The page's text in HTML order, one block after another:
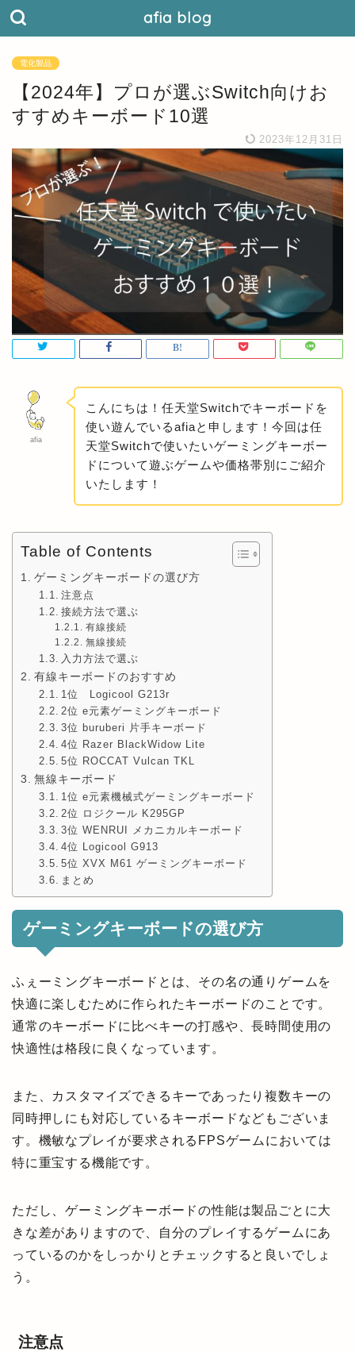
afia blog
電化製品
【2024年】プロが選ぶSwitch向けお
すすめキーボード10選
2023年12月31日
afia
こんにちは！任天堂Switchでキーボードを
使い遊んでいるafiaと申します！今回は任
天堂Switchで使いたいゲーミングキーボー
ドについて遊ぶゲームや価格帯別にご紹介
いたします！
Table of Contents
ゲーミングキーボードの選び方
注意点
接続方法で選ぶ
有線接続
無線接続
入力方法で選ぶ
有線キーボードのおすすめ
1位 Logicool G213r
2位 e元素ゲーミングキーボード
3位 buruberi 片手キーボード
4位 Razer BlackWidow Lite
5位 ROCCAT Vulcan TKL
無線キーボード
1位 e元素機械式ゲーミングキーボード
2位 ロジクール K295GP
3位 WENRUI メカニカルキーボード
4位 Logicool G913
5位 XVX M61 ゲーミングキーボード
まとめ
ゲーミングキーボードの選び方
ふぇーミングキーボードとは、その名の通りゲームを
快適に楽しむために作られたキーボードのことです。
通常のキーボードに比べキーの打感や、長時間使用の
快適性は格段に良くなっています。
また、カスタマイズできるキーであったり複数キーの
同時押しにも対応しているキーボードなどもございま
す。機敏なプレイが要求されるFPSゲームにおいては
特に重宝する機能です。
ただし、ゲーミングキーボードの性能は製品ごとに大
きな差がありますので、自分のプレイするゲームにあ
っているのかをしっかりとチェックすると良いでしょ
う。
注意点